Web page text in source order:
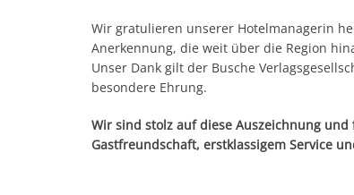
Wir gratulieren unserer Hotelmanagerin
Anerkennung, die weit über die Region
Unser Dank gilt der Busche
besondere Ehrung.
Wir sind stolz auf diese Auszeichnung
Gastfreundschaft, erstklassigem Service